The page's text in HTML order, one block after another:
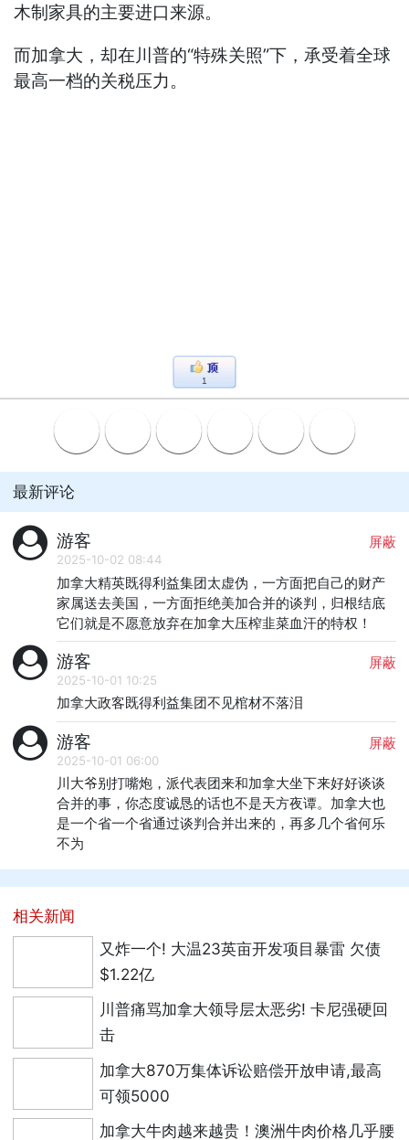
木制家具的主要进口来源。
而加拿大，却在川普的“特殊关照”下，承受着全球
最高一档的关税压力。
1
最新评论
游客 屏蔽
2025-10-02 08:44
加拿大精英既得利益集团太虚伪，一方面把自己的财产
家属送去美国，一方面拒绝美加合并的谈判，归根结底
它们就是不愿意放弃在加拿大压榨韭菜血汗的特权！
游客 屏蔽
2025-10-01 10:25
加拿大政客既得利益集团不见棺材不落泪
游客 屏蔽
2025-10-01 06:00
川大爷别打嘴炮，派代表团来和加拿大坐下来好好谈谈
合并的事，你态度诚恳的话也不是天方夜谭。加拿大也
是一个省一个省通过谈判合并出来的，再多几个省何乐
不为
相关新闻
又炸一个! 大温23英亩开发项目暴雷 欠债
$1.22亿
川普痛骂加拿大领导层太恶劣! 卡尼强硬回
击
加拿大870万集体诉讼赔偿开放申请,最高
可领5000
加拿大牛肉越来越贵！澳洲牛肉价格几乎腰